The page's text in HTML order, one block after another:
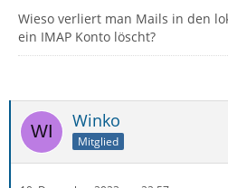
Wieso verliert man Mails in den
ein IMAP Konto löscht?
Winko
Mitglied